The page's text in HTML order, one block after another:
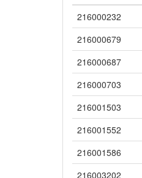
216000232
216000679
216000687
216000703
216001503
216001552
216001586
216003202